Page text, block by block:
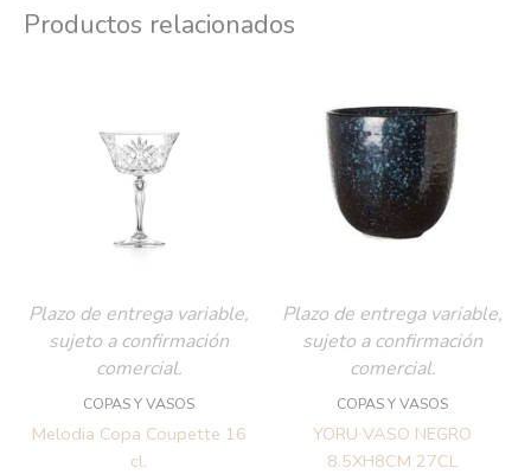
Productos relacionados
Plazo de entrega variable,
sujeto a confirmación
comercial.
COPAS Y VASOS
Melodia Copa Coupette 16
cl.
Plazo de entrega variable,
sujeto a confirmación
comercial.
COPAS Y VASOS
YORU VASO NEGRO
8.5XH8CM 27CL